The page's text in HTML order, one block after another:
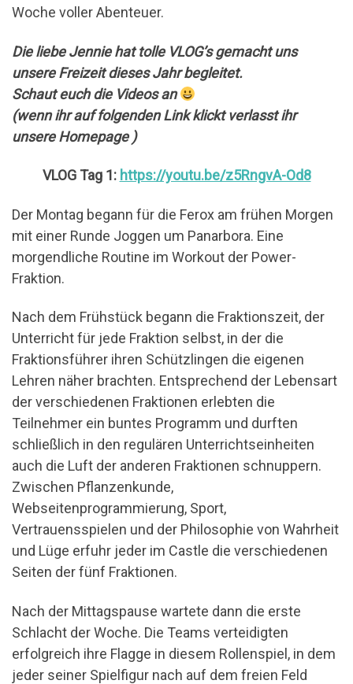
Woche voller Abenteuer.
Die liebe Jennie hat tolle VLOG’s gemacht uns
unsere Freizeit dieses Jahr begleitet.
Schaut euch die Videos an
(wenn ihr auf folgenden Link klickt verlasst ihr
unsere Homepage )
VLOG Tag 1: https://youtu.be/z5RngvA-Od8
Der Montag begann für die Ferox am frühen Morgen
mit einer Runde Joggen um Panarbora. Eine
morgendliche Routine im Workout der Power-
Fraktion.
Nach dem Frühstück begann die Fraktionszeit, der
Unterricht für jede Fraktion selbst, in der die
Fraktionsführer ihren Schützlingen die eigenen
Lehren näher brachten. Entsprechend der Lebensart
der verschiedenen Fraktionen erlebten die
Teilnehmer ein buntes Programm und durften
schließlich in den regulären Unterrichtseinheiten
auch die Luft der anderen Fraktionen schnuppern.
Zwischen Pflanzenkunde,
Webseitenprogrammierung, Sport,
Vertrauensspielen und der Philosophie von Wahrheit
und Lüge erfuhr jeder im Castle die verschiedenen
Seiten der fünf Fraktionen.
Nach der Mittagspause wartete dann die erste
Schlacht der Woche. Die Teams verteidigten
erfolgreich ihre Flagge in diesem Rollenspiel, in dem
jeder seiner Spielfigur nach auf dem freien Feld